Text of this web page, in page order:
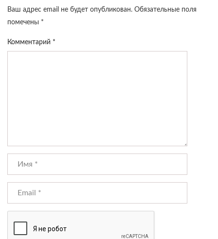
Ваш адрес email не будет опубликован. Обязательные поля
помечены *
Комментарий *